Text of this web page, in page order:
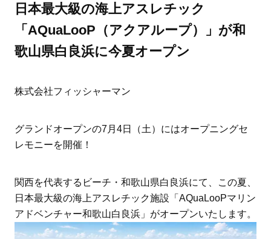
ママとパパに贈る「ジェンダーレ
日本最大級の海上アスレチック
「AQuaLooP（アクアループ）」が和
歌山県白良浜に今夏オープン
株式会社フィッシャーマン
グランドオープンの7月4日（土）にはオープニングセ
レモニーを開催！
関西を代表するビーチ・和歌山県白良浜にて、この夏、
日本最大級の海上アスレチック施設「AQuaLooPマリン
アドベンチャー和歌山白良浜」がオープンいたします。